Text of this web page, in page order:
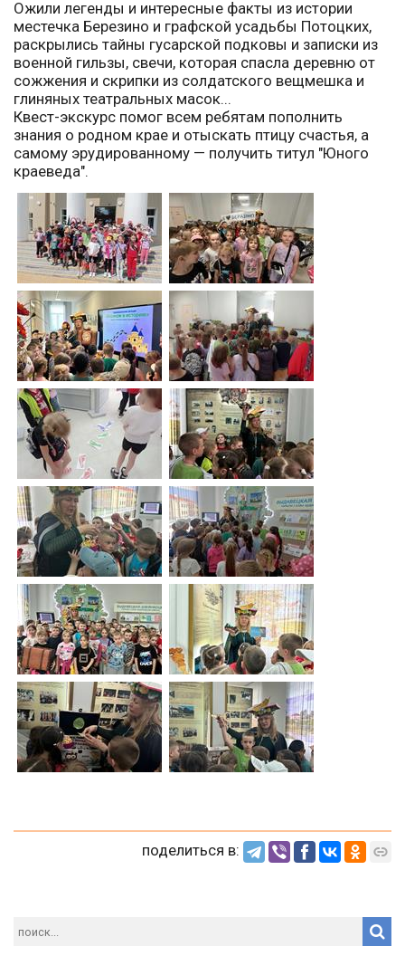
Ожили легенды и интересные факты из истории
местечка Березино и графской усадьбы Потоцких,
раскрылись тайны гусарской подковы и записки из
военной гильзы, свечи, которая спасла деревню от
сожжения и скрипки из солдатского вещмешка и
глиняных театральных масок...
Квест-экскурс помог всем ребятам пополнить
знания о родном крае и отыскать птицу счастья, а
самому эрудированному — получить титул "Юного
краеведа".
поделиться в: